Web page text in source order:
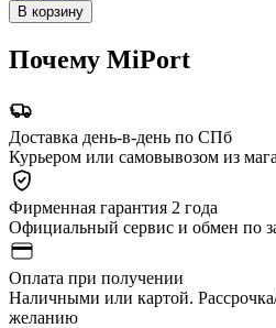
В корзину
Почему MiPort
Доставка день-в-день по СПб
Курьером или самовывозом из
Фирменная гарантия 2 года
Официальный сервис и обмен по
Оплата при получении
Наличными или картой.
желанию